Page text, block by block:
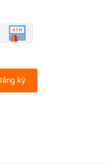
ký